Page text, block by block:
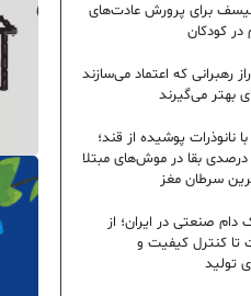
برای پرورش عادت‌های
در کودکان
رهبرانی که اعتماد می‌سازند
بهتر می‌گیرند
نانوذرات پوشیده از قند؛
افزایش ۵۰ درصدی بقا در موش‌های مبتلا
سرطان مغز
دام صنعتی در ایران؛ از
تا کنترل کیفیت و
تولید